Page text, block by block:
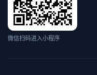
微信扫码进入小程序